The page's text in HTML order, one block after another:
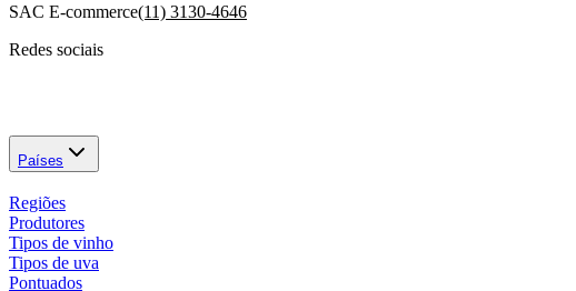
SAC E-commerce(11) 3130-4646
Redes sociais
Países
Regiões
Produtores
Tipos de vinho
Tipos de uva
Pontuados